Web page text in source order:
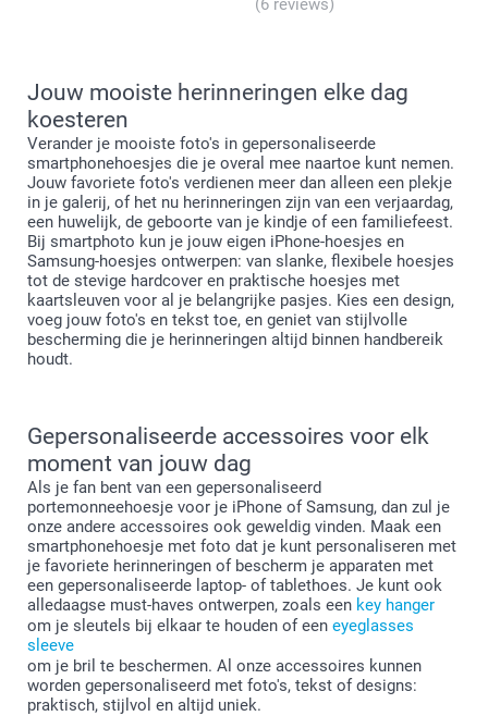
Het flexibele hoesje is gemaakt van thermoplastisch
polyurethaan (TPU), wat elastisch, transparant en
bestand is tegen olie, vet en slijtage.
Zowel voor iPhone als Samsung zijn de hardcovers
gemaakt van duurzaam hard plastic dat sterke
bescherming biedt terwijl je smartphone slank blijft.
Het Samsung-portemonneehoesje is vervaardigd van
een synthetisch materiaal met een stijlvolle zwarte
leren look, wat duurzaamheid en elegantie biedt.
Het iPhone-portemonneehoesje combineert een stevige
beschermende basis met een slank en praktisch
Jouw mooiste herinneringen elke dag
koesteren
Verander je mooiste foto's in gepersonaliseerde
smartphonehoesjes die je overal mee naartoe kunt nemen.
Jouw favoriete foto's verdienen meer dan alleen een plekje
in je galerij, of het nu herinneringen zijn van een verjaardag,
een huwelijk, de geboorte van je kindje of een familiefeest.
Bij smartphoto kun je jouw eigen iPhone-hoesjes en
Samsung-hoesjes ontwerpen: van slanke, flexibele hoesjes
tot de stevige hardcover en praktische hoesjes met
kaartsleuven voor al je belangrijke pasjes. Kies een design,
voeg jouw foto's en tekst toe, en geniet van stijlvolle
bescherming die je herinneringen altijd binnen handbereik
houdt.
Gepersonaliseerde accessoires voor elk
moment van jouw dag
Als je fan bent van een gepersonaliseerd
portemonneehoesje voor je iPhone of Samsung, dan zul je
onze andere accessoires ook geweldig vinden. Maak een
smartphonehoesje met foto dat je kunt personaliseren met
je favoriete herinneringen of bescherm je apparaten met
een gepersonaliseerde laptop- of tablethoes. Je kunt ook
alledaagse must-haves ontwerpen, zoals een key hanger
om je sleutels bij elkaar te houden of een eyeglasses
sleeve
om je bril te beschermen. Al onze accessoires kunnen
worden gepersonaliseerd met foto's, tekst of designs:
praktisch, stijlvol en altijd uniek.